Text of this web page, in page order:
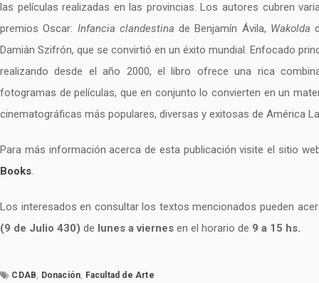
las películas realizadas en las provincias. Los autores cubren
premios Oscar: Infancia clandestina de Benjamín Ávila, Wakolda
Damián Szifrón, que se convirtió en un éxito mundial. Enfocado
realizando desde el año 2000, el libro ofrece una rica
fotogramas de películas, que en conjunto lo convierten en un
cinematográficas más populares, diversas y exitosas de América
Para más información acerca de esta publicación visite el sitio
Books.
Los interesados en consultar los textos mencionados pueden
(9 de Julio 430) de lunes a viernes en el horario de 9 a 15 hs.
CDAB, Donación, Facultad de Arte